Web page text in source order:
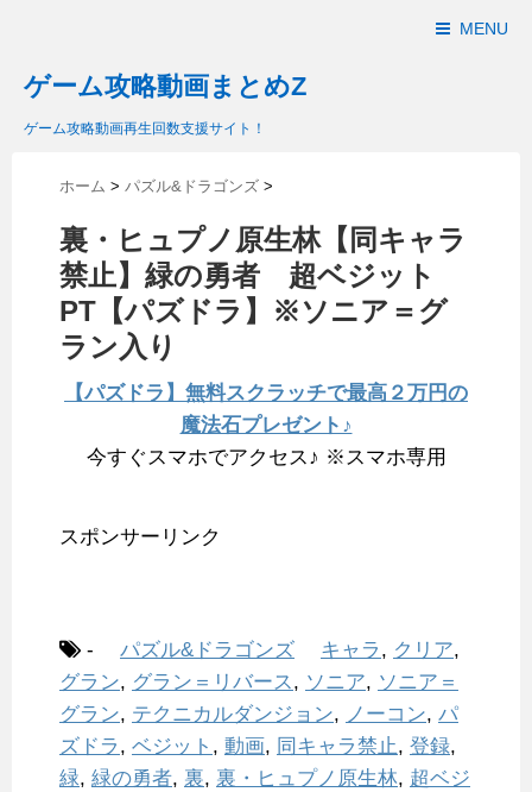
MENU
ゲーム攻略動画まとめZ
ゲーム攻略動画再生回数支援サイト！
ホーム > パズル&ドラゴンズ >
裏・ヒュプノ原生林【同キャラ
禁止】緑の勇者 超ベジット
PT【パズドラ】※ソニア＝グ
ラン入り
【パズドラ】無料スクラッチで最高２万円の
魔法石プレゼント♪
今すぐスマホでアクセス♪ ※スマホ専用
スポンサーリンク
- パズル&ドラゴンズ キャラ , クリア,
グラン, グラン＝リバース, ソニア, ソニア＝
グラン, テクニカルダンジョン, ノーコン, パ
ズドラ , ベジット , 動画, 同キャラ禁止, 登録,
緑, 緑の勇者, 裏, 裏・ヒュプノ原生林, 超ベジ